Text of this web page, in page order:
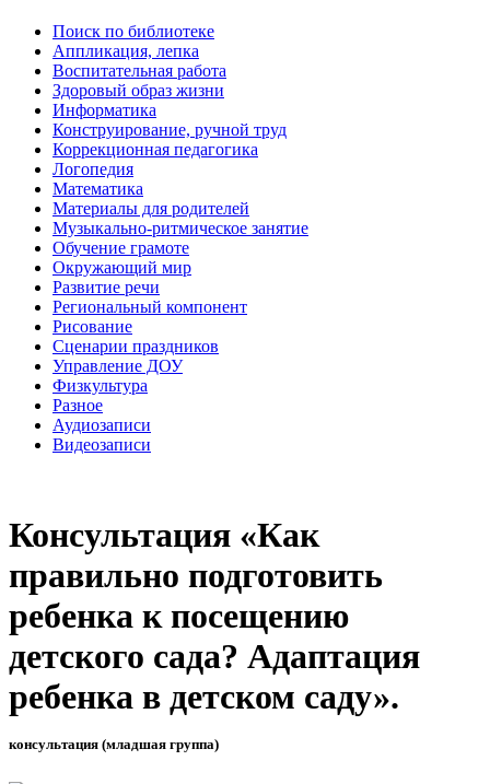
Поиск по библиотеке
Аппликация, лепка
Воспитательная работа
Здоровый образ жизни
Информатика
Конструирование, ручной труд
Коррекционная педагогика
Логопедия
Математика
Материалы для родителей
Музыкально-ритмическое занятие
Обучение грамоте
Окружающий мир
Развитие речи
Региональный компонент
Рисование
Сценарии праздников
Управление ДОУ
Физкультура
Разное
Аудиозаписи
Видеозаписи
Консультация «Как
правильно подготовить
ребенка к посещению
детского сада? Адаптация
ребенка в детском саду».
консультация (младшая группа)